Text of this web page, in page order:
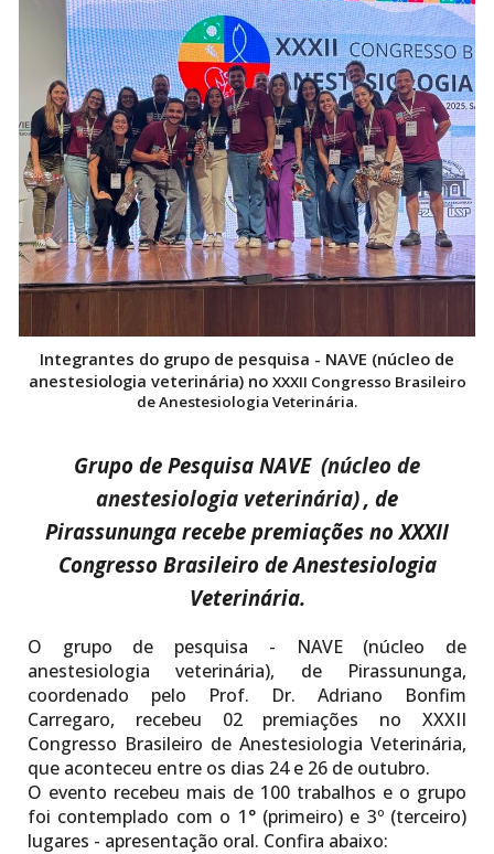
Integrantes do grupo de pesquisa - NAVE (núcleo de
anestesiologia veterinária) no XXXII Congresso Brasileiro
de Anestesiologia Veterinária.
Grupo de Pesquisa NAVE (núcleo de
anestesiologia veterinária), de
Pirassununga recebe premiações no XXXII
Congresso Brasileiro de Anestesiologia
Veterinária.
O grupo de pesquisa - NAVE (núcleo de
anestesiologia veterinária), de Pirassununga,
coordenado pelo Prof. Dr. Adriano Bonfim
Carregaro, recebeu 02 premiações no XXXII
Congresso Brasileiro de Anestesiologia Veterinária,
que aconteceu entre os dias 24 e 26 de outubro.
O evento recebeu mais de 100 trabalhos e o grupo
foi contemplado com o 1° (primeiro) e 3º (terceiro)
lugares - apresentação oral. Confira abaixo: